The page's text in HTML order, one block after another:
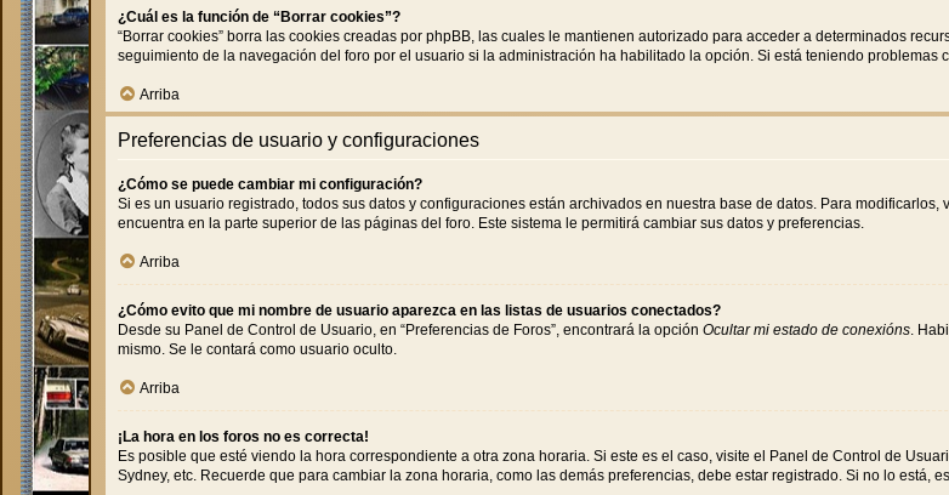
¿Cuál es la función de “Borrar cookies”?
“Borrar cookies” borra las cookies creadas por phpBB, las cuales le mantienen autorizado para acceder a determinados
seguimiento de la navegación del foro por el usuario si la administración ha habilitado la opción. Si está teniendo
Arriba
Preferencias de usuario y configuraciones
¿Cómo se puede cambiar mi configuración?
Si es un usuario registrado, todos sus datos y configuraciones están archivados en nuestra base de datos. Para
encuentra en la parte superior de las páginas del foro. Este sistema le permitirá cambiar sus datos y preferencias.
Arriba
¿Cómo evito que mi nombre de usuario aparezca en las listas de usuarios conectados?
Desde su Panel de Control de Usuario, en “Preferencias de Foros”, encontrará la opción Ocultar mi estado de conexións.
mismo. Se le contará como usuario oculto.
Arriba
¡La hora en los foros no es correcta!
Es posible que esté viendo la hora correspondiente a otra zona horaria. Si este es el caso, visite el Panel de Control de
Sydney, etc. Recuerde que para cambiar la zona horaria, como las demás preferencias, debe estar registrado. Si no lo está,